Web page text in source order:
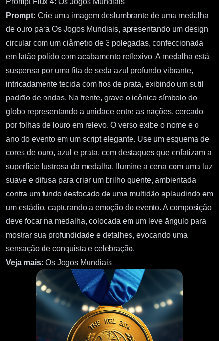
Prompt Flux 4: Os Jogos Mundiais
Prompt: Crie uma imagem deslumbrante de uma medalha
de ouro para Os Jogos Mundiais, apresentando um design
circular com um diâmetro de 3 polegadas, confeccionada
em latão polido com acabamento reflexivo. A medalha está
suspensa por uma fita de seda azul profundo vibrante,
intricadamente tecida com fios de prata, exibindo um sutil
padrão de ondas. Na frente, grave o icônico símbolo do
globo representando a unidade entre as nações, cercado
por folhas de louro em relevo. O verso exibe o nome e o
ano do evento em um script elegante. Use um esquema de
cores de ouro, azul e prata, com destaques que enfatizam a
superfície lustrosa da medalha. Ilumine a cena com uma luz
suave e difusa para criar um brilho quente, ambientada
contra um fundo desfocado de uma multidão aplaudindo em
um estádio, capturando a emoção do evento. A composição
deve focar na medalha, colocada em um leve ângulo para
mostrar sua profundidade e detalhes, evocando uma
sensação de conquista e celebração.
Veja mais: Os Jogos Mundiais